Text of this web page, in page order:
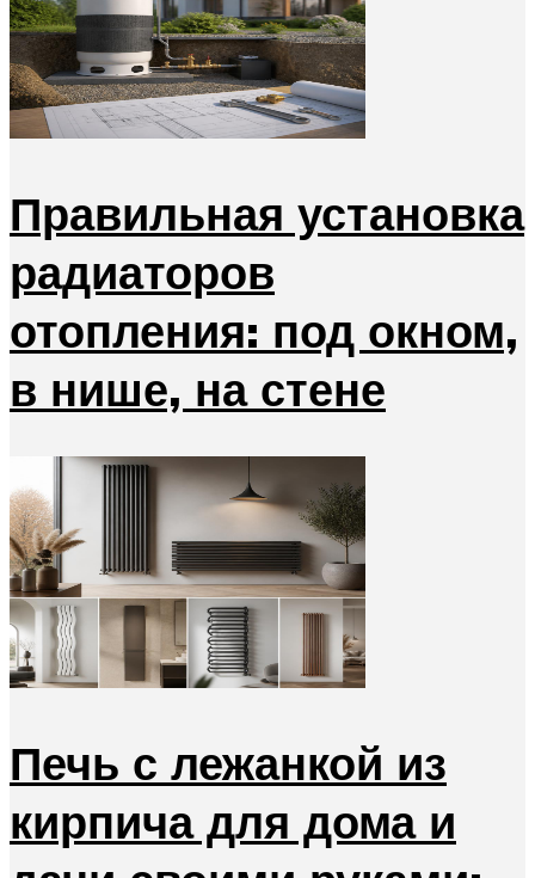
Правильная установка
радиаторов
отопления: под окном,
в нише, на стене
Печь с лежанкой из
кирпича для дома и